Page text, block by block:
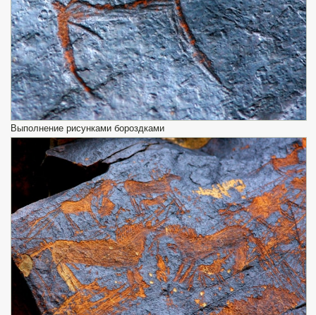
Выполнение рисунками бороздками